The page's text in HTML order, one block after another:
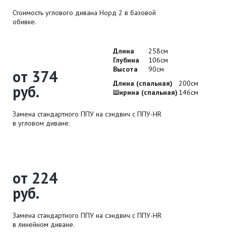
Стоимость углового дивана Норд 2 в базовой
обивке.
от 374
руб.
Длина
258см
Глубина
106см
Высота
90см
Длина (спальная)
200см
Ширина (спальная) 146см
Замена стандартного ППУ на сэндвич с ППУ-HR
в угловом диване.
от 224
руб.
Замена стандартного ППУ на сэндвич с ППУ-HR
в линейном диване.